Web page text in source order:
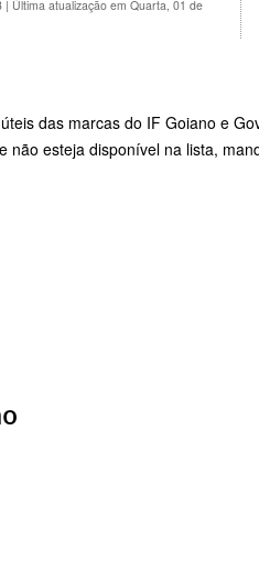
| Última atualização em Quarta, 01 de
das marcas do IF Goiano e
não esteja disponível na lista,